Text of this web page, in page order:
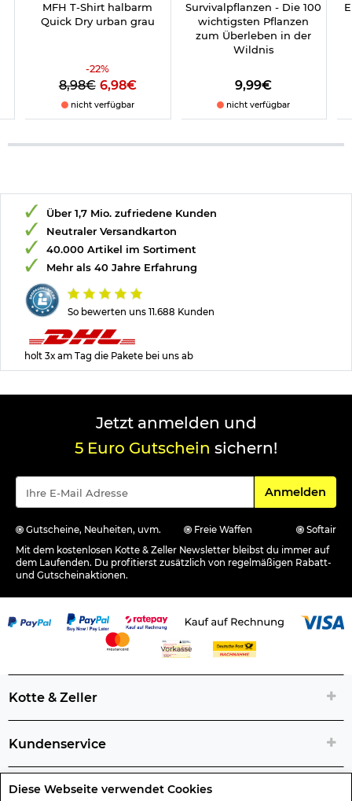
Diese Webseite verwendet Cookies
MFH T-Shirt halbarm
Quick Dry urban grau
-22%
8,98€ 6,98€
nicht verfügbar
Survivalpflanzen - Die 100
wichtigsten Pflanzen
zum Überleben in der
Wildnis
9,99€
nicht verfügbar
So bewerten uns 11.688 Kunden
Über 1,7 Mio. zufriedene Kunden
Neutraler Versandkarton
40.000 Artikel im Sortiment
Mehr als 40 Jahre Erfahrung
holt 3x am Tag die Pakete bei uns ab
Jetzt anmelden und
5 Euro Gutschein sichern!
Für den
Anmelden
Gutscheine, Neuheiten, uvm. Freie Waffen
Softair
Mit dem kostenlosen Kotte & Zeller Newsletter bleibst du immer auf
dem Laufenden. Du profitierst zusätzlich von regelmäßigen Rabatt-
und Gutscheinaktionen.
Kotte & Zeller
Kundenservice
Rechtliche Artikelinfos